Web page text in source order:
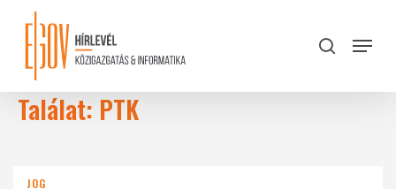
content
search
Menu
Találat: PTK
JOG
Close